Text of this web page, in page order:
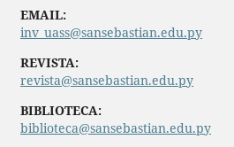
EMAIL:
inv_uass@sansebastian.edu.py
REVISTA:
revista@sansebastian.edu.py
BIBLIOTECA:
biblioteca@sansebastian.edu.py